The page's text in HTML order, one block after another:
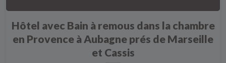
Hôtel avec Bain à remous dans la chambre
en Provence à Aubagne prés de Marseille
et Cassis